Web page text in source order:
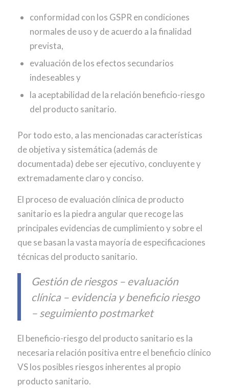
conformidad con los GSPR en condiciones
normales de uso y de acuerdo a la finalidad
prevista,
evaluación de los efectos secundarios
indeseables y
la aceptabilidad de la relación beneficio-riesgo
del producto sanitario.
Por todo esto, a las mencionadas características
de objetiva y sistemática (además de
documentada) debe ser ejecutivo, concluyente y
extremadamente claro y conciso.
El proceso de evaluación clínica de producto
sanitario es la piedra angular que recoge las
principales evidencias de cumplimiento y sobre el
que se basan la vasta mayoría de especificaciones
técnicas del producto sanitario.
Gestión de riesgos – evaluación
clínica – evidencia y beneficio riesgo
– seguimiento postmarket
El beneficio-riesgo del producto sanitario es la
necesaria relación positiva entre el beneficio clínico
VS los posibles riesgos inherentes al propio
producto sanitario.